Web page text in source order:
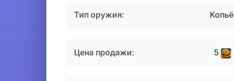
Тип оружия: Копьё
Цена продажи: 5